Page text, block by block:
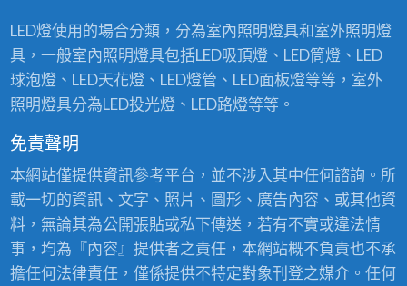
LED燈使用的場合分類，分為室內照明燈具和室外照明燈
具，一般室內照明燈具包括LED吸頂燈、LED筒燈、LED
球泡燈、LED天花燈、LED燈管、LED面板燈等等，室外
照明燈具分為LED投光燈、LED路燈等等。
免責聲明
本網站僅提供資訊參考平台，並不涉入其中任何諮詢。所
載一切的資訊、文字、照片、圖形、廣告內容、或其他資
料，無論其為公開張貼或私下傳送，若有不實或違法情
事，均為『內容』提供者之責任，本網站概不負責也不承
擔任何法律責任，僅係提供不特定對象刊登之媒介。任何